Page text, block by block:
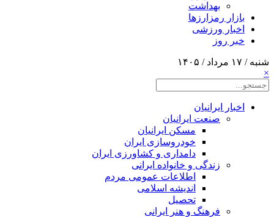
بهداشت
بازار رمزارزها
اخبار ورزشی
خبر روز
شنبه / ۱۷ مرداد / ۱۴۰۵
×
اخبار ایرانیان
صنعت ایرانیان
مسکن ایرانیان
خودروسازی ایران
دامداری و کشاورزی ایران
زندگی و خانواده ایرانی
اطلاعات عمومی مردم
اندیشه اسلامی
تحصیل
فرهنگ و هنر ایرانی